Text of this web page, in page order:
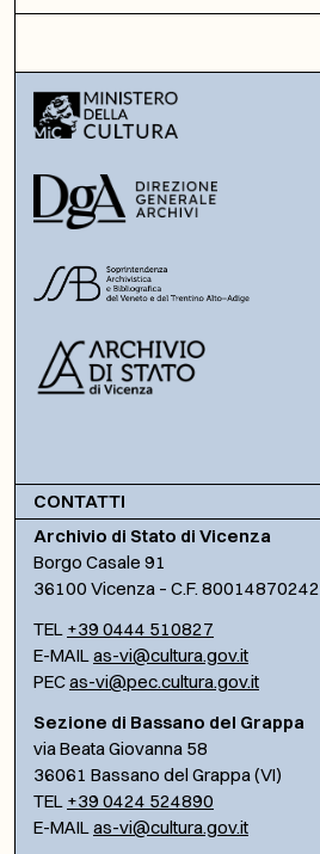
CONTATTI
Archivio di Stato di Vicenza
Borgo Casale 91
36100 Vicenza – C.F. 80014870242
TEL +39 0444 510827
E-MAILas-vi@cultura.gov.it
PECas-vi@pec.cultura.gov.it
Sezione di Bassano del Grappa
via Beata Giovanna 58
36061 Bassano del Grappa (VI)
TEL +39 0424 524890
E-MAILas-vi@cultura.gov.it